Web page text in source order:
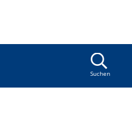
Suchen